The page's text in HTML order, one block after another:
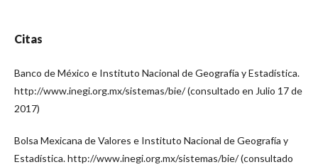
Citas
Banco de México e Instituto Nacional de Geografía y Estadística.
http://www.inegi.org.mx/sistemas/bie/ (consultado en Julio 17 de
2017)
Bolsa Mexicana de Valores e Instituto Nacional de Geografía y
Estadística. http://www.inegi.org.mx/sistemas/bie/ (consultado